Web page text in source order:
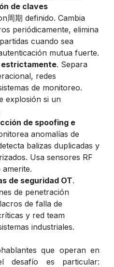
de claves
周期 definido. Cambia
periódicamente, elimina
cuando sea
mutua fuerte.
estrictamente. Separa
redes
de monitoreo.
explosión si un
de spoofing e
anomalías de
balizas duplicadas y
Usa sensores RF
de seguridad OT.
de penetración
de falla de
y red team
industriales.
que operan en
desafío es particular: